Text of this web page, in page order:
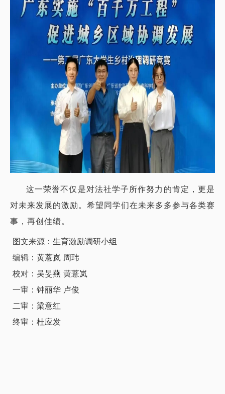
这一荣誉不仅是对法社学子所作努力的肯定，更是
对未来发展的激励。希望同学们在未来多多参与各类赛
事，再创佳绩。
图文来源：生育激励调研小组
编辑：黄薏岚 周玮
校对：吴旻燕 黄薏岚
一审：钟丽华 卢俊
二审：梁意红
终审：杜应发